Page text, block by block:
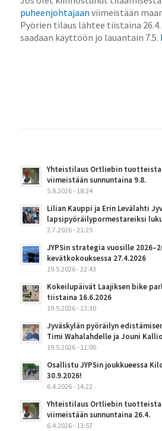
puheenjohtajaan viimeistään
Pyörien tilaus lähtee tiistaina
saadaan käyttöön jo lauantain 7.5.
Yhteistilaus Ortliebin tuotteista
viimeistään sunnuntaina 9.8.
5.8.2026 - 18:24
Lilian Kauppi ja Erin Levälahti
lapsipyöräilypormestareiksi
2.7.2026 - 21:25
JYPSin strategia vuosille
kevätkokouksessa 27.4.2026
19.5.2026 - 22:43
Kokeilupäivät Laajiksen bike
tiistaina 16.6.2026
19.5.2026 - 13:30
Jyväskylän pyöräilyn
Timi Wahalahdelle ja Jouni
19.5.2026 - 11:00
Osallistu JYPSin joukkueessa
30.9.2026!
6.4.2026 - 14:22
Yhteistilaus Ortliebin tuotteista
viimeistään sunnuntaina 26.4.
6.4.2026 - 13:57